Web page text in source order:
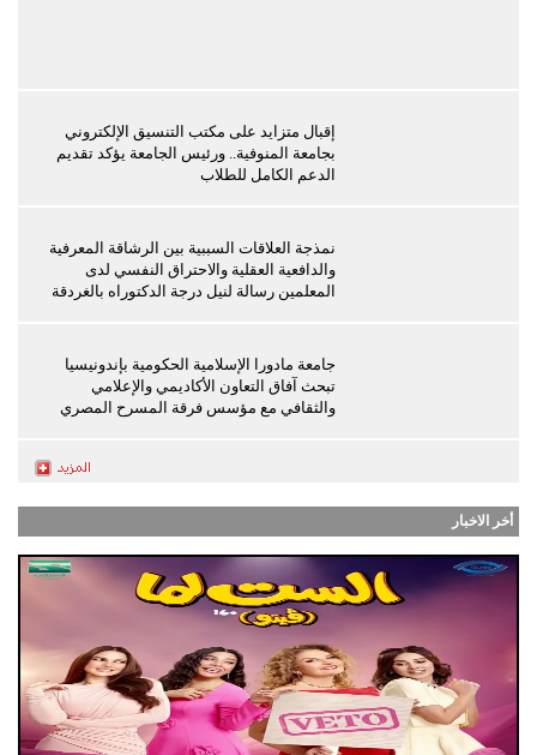
إقبال متزايد على مكتب التنسيق الإلكتروني
بجامعة المنوفية.. ورئيس الجامعة يؤكد تقديم
الدعم الكامل للطلاب
نمذجة العلاقات السببية بين الرشاقة المعرفية
والدافعية العقلية والاحتراق النفسي لدى
المعلمين رسالة لنيل درجة الدكتوراه بالغردقة
جامعة مادورا الإسلامية الحكومية بإندونيسيا
تبحث آفاق التعاون الأكاديمي والإعلامي
والثقافي مع مؤسس فرقة المسرح المصري
أخر الاخبار